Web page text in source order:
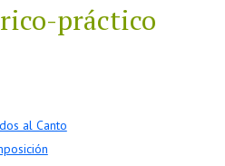
práctico
al Canto